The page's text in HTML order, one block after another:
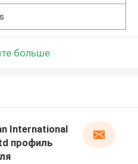
больше
International
профиль